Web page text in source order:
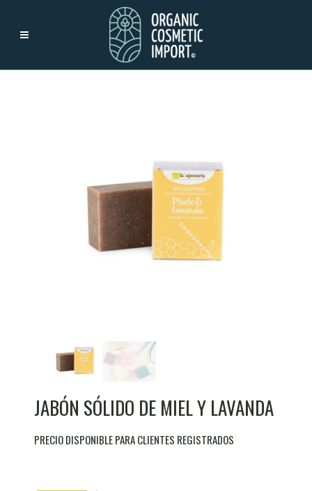
JABÓN SÓLIDO DE MIEL Y LAVANDA
PRECIO DISPONIBLE PARA CLIENTES REGISTRADOS